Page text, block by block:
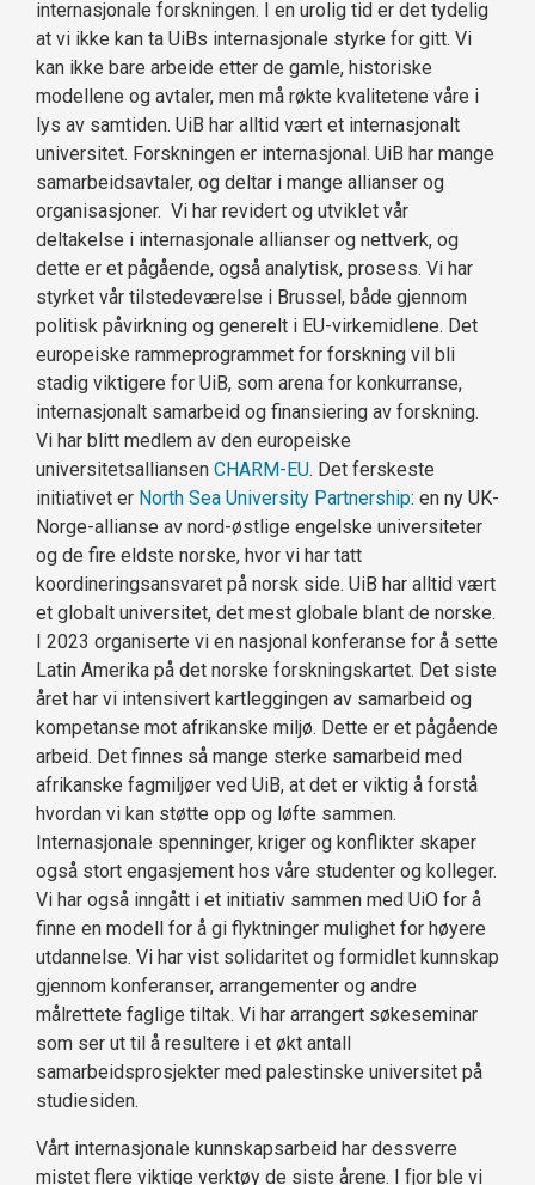
internasjonale forskningen. I en urolig tid er det tydelig
at vi ikke kan ta UiBs internasjonale styrke for gitt. Vi
kan ikke bare arbeide etter de gamle, historiske
modellene og avtaler, men må røkte kvalitetene våre i
lys av samtiden. UiB har alltid vært et internasjonalt
universitet. Forskningen er internasjonal. UiB har mange
samarbeidsavtaler, og deltar i mange allianser og
organisasjoner. Vi har revidert og utviklet vår
deltakelse i internasjonale allianser og nettverk, og
dette er et pågående, også analytisk, prosess. Vi har
styrket vår tilstedeværelse i Brussel, både gjennom
politisk påvirkning og generelt i EU-virkemidlene. Det
europeiske rammeprogrammet for forskning vil bli
stadig viktigere for UiB, som arena for konkurranse,
internasjonalt samarbeid og finansiering av forskning.
Vi har blitt medlem av den europeiske
universitetsalliansen CHARM-EU. Det ferskeste
initiativet er North Sea University Partnership: en ny UK-
Norge-allianse av nord-østlige engelske universiteter
og de fire eldste norske, hvor vi har tatt
koordineringsansvaret på norsk side. UiB har alltid vært
et globalt universitet, det mest globale blant de norske.
I 2023 organiserte vi en nasjonal konferanse for å sette
Latin Amerika på det norske forskningskartet. Det siste
året har vi intensivert kartleggingen av samarbeid og
kompetanse mot afrikanske miljø. Dette er et pågående
arbeid. Det finnes så mange sterke samarbeid med
afrikanske fagmiljøer ved UiB, at det er viktig å forstå
hvordan vi kan støtte opp og løfte sammen.
Internasjonale spenninger, kriger og konflikter skaper
også stort engasjement hos våre studenter og kolleger.
Vi har også inngått i et initiativ sammen med UiO for å
finne en modell for å gi flyktninger mulighet for høyere
utdannelse. Vi har vist solidaritet og formidlet kunnskap
gjennom konferanser, arrangementer og andre
målrettete faglige tiltak. Vi har arrangert søkeseminar
som ser ut til å resultere i et økt antall
samarbeidsprosjekter med palestinske universitet på
studiesiden.
Vårt internasjonale kunnskapsarbeid har dessverre
mistet flere viktige verktøy de siste årene. I fjor ble vi